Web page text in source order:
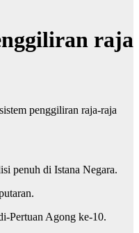
raja
penggiliran raja-raja
penuh di Istana Negara.
Pertuan Agong ke-10.